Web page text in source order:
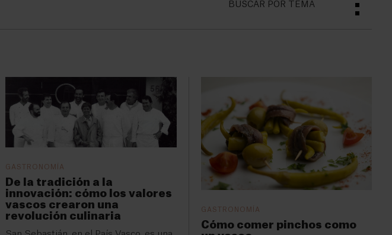
BUSCAR POR TEMA
GASTRONOMÍA
De la tradición a la
innovación: cómo los valores
vascos crearon una
revolución culinaria
GASTRONOMÍA
Cómo comer pinchos como